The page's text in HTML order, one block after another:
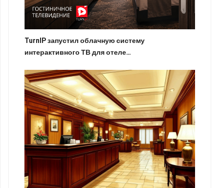
TurnIP запустил облачную систему
интерактивного ТВ для отеле…